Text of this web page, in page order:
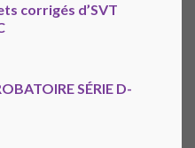
corrigés d’SVT
SÉRIE D-